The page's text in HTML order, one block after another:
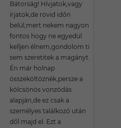
Bátorság! Hívjatok,vagy
írjatok,de rövid időn
belül,mert nekem nagyon
fontos hogy ne egyedül
kelljen élnem,gondolom ti
sem szeretitek a magányt.
Én már holnap
összeköltöznék,persze a
kölcsönös vonzódás
alapján,de ez csak a
személyes találkozó után
dől majd el. Ezt a